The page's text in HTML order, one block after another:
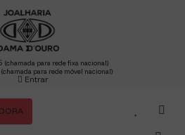
(chamada para rede fixa nacional)
(chamada para rede móvel nacional)
Entrar